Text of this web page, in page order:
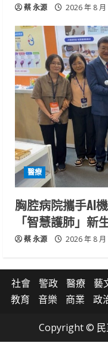
蔡 永源 2026 年 8 月
醫療
胸腔病院攜手AI
「智慧護肺」新
蔡 永源 2026 年 8 月
社會 警政 醫療 藝
教育
音樂 商業 政
Copyright © 民